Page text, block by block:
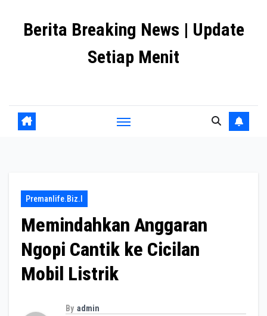
Berita Breaking News | Update
Setiap Menit
Premanlife.biz.i
Memindahkan Anggaran
Ngopi Cantik ke Cicilan
Mobil Listrik
By admin